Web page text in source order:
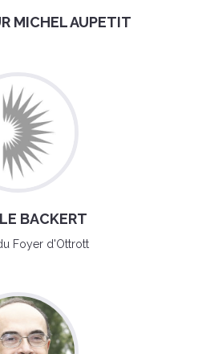
MICHEL AUPETIT
BACKERT
Foyer d'Ottrott